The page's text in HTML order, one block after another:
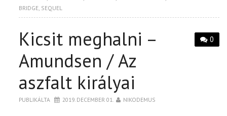
BRIDGE SEQUEL
0
Kicsit meghalni –
Amundsen / Az
aszfalt királyai
PUBLIKÁLTA 2019. DECEMBER 01. NIKODEMUS